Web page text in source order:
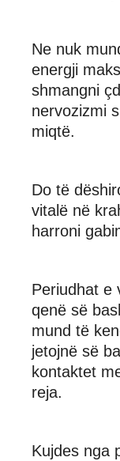
Ne nuk
energji
shmangni
nervozizmi
miqtë.
Do të
vitalë në
harroni
Periudhat e
qenë së
mund të
jetojnë së
kontaktet
reja.
Kujdes nga